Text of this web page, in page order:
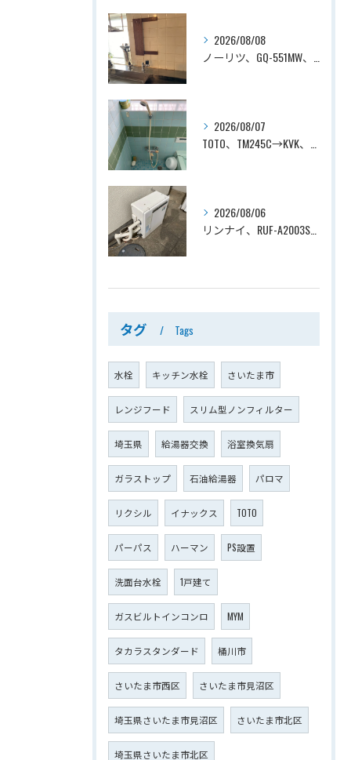
2026/08/08
2026/08/07
2026/08/06
タグ Tags
水栓 キッチン水栓 さいたま市
レンジフード スリム型ノンフィルター
埼玉県 給湯器交換 浴室換気扇
ガラストップ 石油給湯器 パロマ
リクシル イナックス TOTO
パーパス ハーマン PS設置
洗面台水栓 1戸建て
ガスビルトインコンロ MYM
タカラスタンダード 桶川市
さいたま市西区 さいたま市見沼区
埼玉県さいたま市見沼区 さいたま市北区
埼玉県さいたま市北区